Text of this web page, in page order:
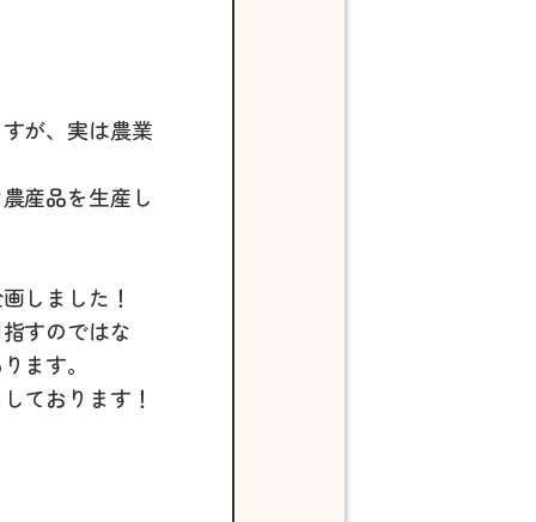
が、実は農業
産品を生産し
しました！
すのではな
ます。
ております！